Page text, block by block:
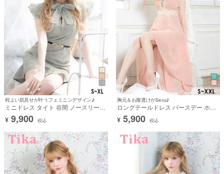
程よい肌見せが叶うフェミニンデザイン♪
ミニドレス タイト 谷間 ノースリーブ
上品 チェック柄 ウエストベルト付き
ブラジャーのまま バストジップ ネッ
ャバドレス (戦慄かなの着用) [tk-
mdjj7436a]
¥ 9,900 税込
胸元＆お腹透けがSexy♪
ロングテールドレス バースデー ホル
ターネック レース 谷間 シフォン 低身
長 Aライン ピンク XL XXL キャバド
¥ 5,900 税込